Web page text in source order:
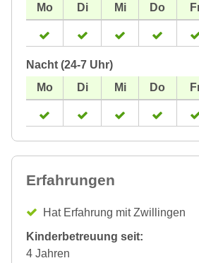
Nacht (24-7 Uhr)
Erfahrungen
Hat Erfahrung mit Zwillingen
Kinderbetreuung seit:
4 Jahren